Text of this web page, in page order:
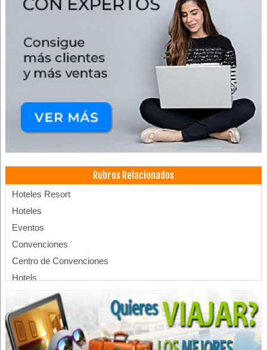
Rubros Relacionados
Hoteles Resort
Hoteles
Eventos
Convenciones
Centro de Convenciones
Hotels
Balnearios
SPA
Turismo